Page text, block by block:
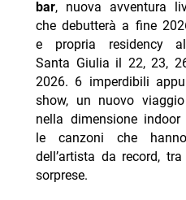
bar, nuova avventura
che debutterà a fine
e propria residency
Santa Giulia il 22, 23,
2026. 6 imperdibili
show, un nuovo
nella dimensione
le canzoni che
dell’artista da record,
sorprese.